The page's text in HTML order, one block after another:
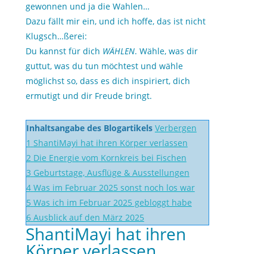
gewonnen und ja die Wahlen…
Dazu fällt mir ein, und ich hoffe, das ist nicht
Klugsch…ßerei:
Du kannst für dich WÄHLEN. Wähle, was dir
guttut, was du tun möchtest und wähle
möglichst so, dass es dich inspiriert, dich
ermutigt und dir Freude bringt.
Inhaltsangabe des Blogartikels Verbergen
1 ShantiMayi hat ihren Körper verlassen
2 Die Energie vom Kornkreis bei Fischen
3 Geburtstage, Ausflüge & Ausstellungen
4 Was im Februar 2025 sonst noch los war
5 Was ich im Februar 2025 gebloggt habe
6 Ausblick auf den März 2025
ShantiMayi hat ihren